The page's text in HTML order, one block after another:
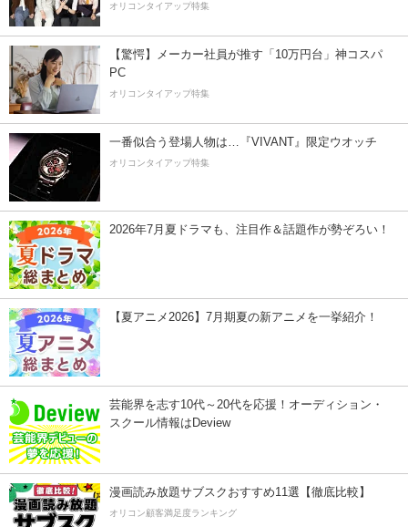
オリコンタイアップ特集
【驚愕】メーカー社員が推す「10万円台」神コスパ
PC
オリコンタイアップ特集
一番似合う登場人物は…『VIVANT』限定ウオッチ
オリコンタイアップ特集
2026年7月夏ドラマも、注目作＆話題作が勢ぞろい！
【夏アニメ2026】7月期夏の新アニメを一挙紹介！
芸能界を志す10代～20代を応援！オーディション・
スクール情報はDeview
漫画読み放題サブスクおすすめ11選【徹底比較】
オリコン顧客満足度ランキング